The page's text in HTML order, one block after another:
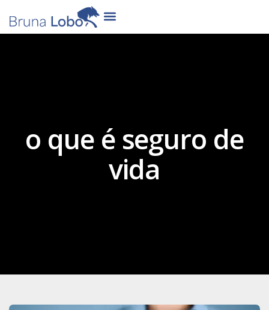
o que é seguro de
vida